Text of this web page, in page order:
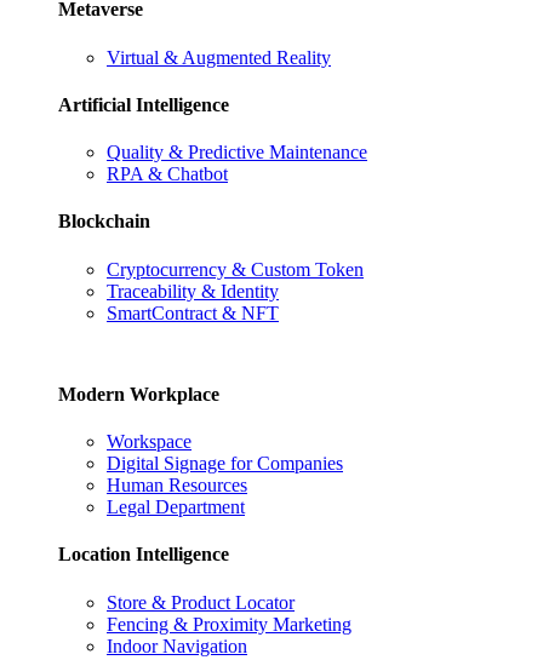
Metaverse
Virtual & Augmented Reality
Artificial Intelligence
Quality & Predictive Maintenance
RPA & Chatbot
Blockchain
Cryptocurrency & Custom Token
Traceability & Identity
SmartContract & NFT
Modern Workplace
Workspace
Digital Signage for Companies
Human Resources
Legal Department
Location Intelligence
Store & Product Locator
Fencing & Proximity Marketing
Indoor Navigation